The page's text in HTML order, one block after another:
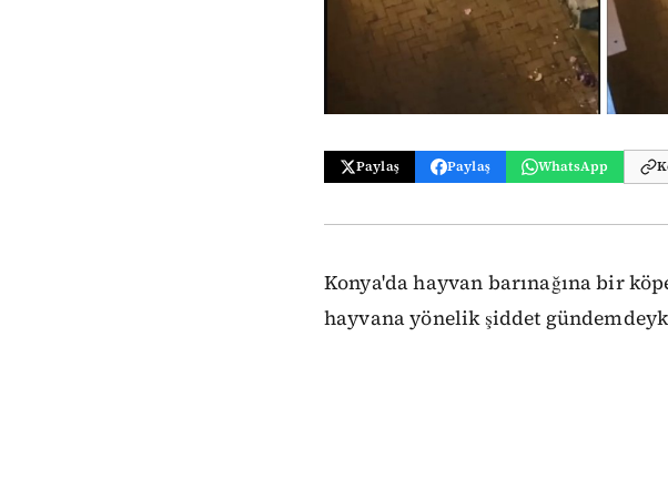
Paylaş Paylaş WhatsApp
Konya'da hayvan barınağına bir
hayvana yönelik şiddet